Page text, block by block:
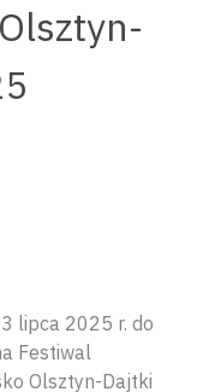
lipca 2025 r. do
Festiwal
Olsztyn-Dajtki